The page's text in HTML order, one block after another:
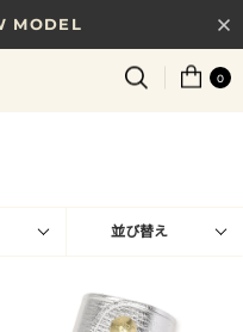
円以上で送料無料
新しいギフトガイド
LEATHER
0
並び替え